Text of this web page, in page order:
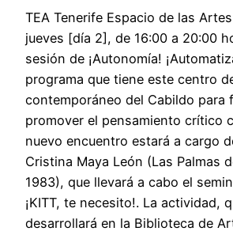
TEA Tenerife Espacio de las
jueves [día 2], de 16:00 a 20:00
sesión de ¡Autonomía!
programa que tiene este centro
contemporáneo del Cabildo para
promover el pensamiento crítico
nuevo encuentro estará a cargo
Cristina Maya León (Las Palmas
1983), que llevará a cabo el
¡KITT, te necesito!. La actividad,
desarrollará en la Biblioteca de